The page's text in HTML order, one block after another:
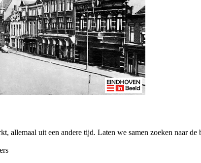
allemaal uit een andere tijd. Laten we samen zoeken naar